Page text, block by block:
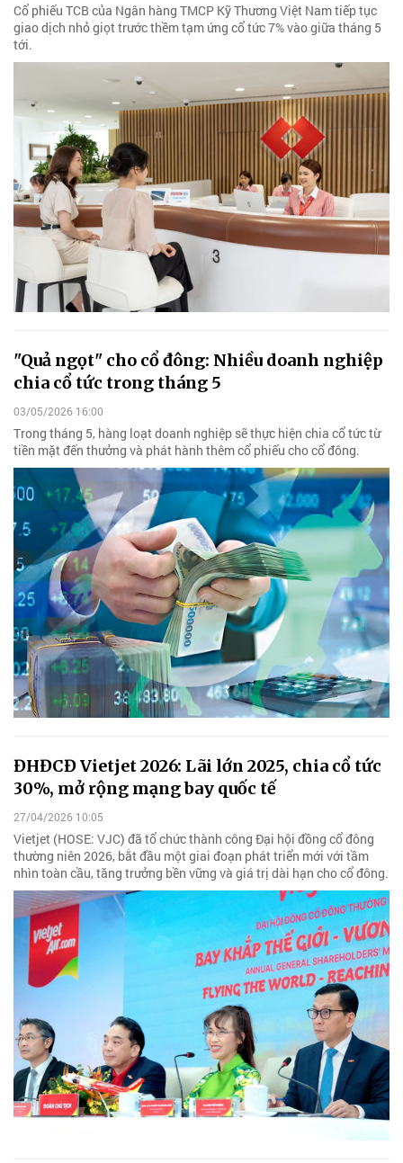
Cổ phiếu TCB của Ngân hàng TMCP Kỹ Thương Việt Nam tiếp tục
giao dịch nhỏ giọt trước thềm tạm ứng cổ tức 7% vào giữa tháng 5
tới.
"Quả ngọt" cho cổ đông: Nhiều doanh nghiệp
chia cổ tức trong tháng 5
03/05/2026 16:00
Trong tháng 5, hàng loạt doanh nghiệp sẽ thực hiện chia cổ tức từ
tiền mặt đến thưởng và phát hành thêm cổ phiếu cho cổ đông.
ĐHĐCĐ Vietjet 2026: Lãi lớn 2025, chia cổ tức
30%, mở rộng mạng bay quốc tế
27/04/2026 10:05
Vietjet (HOSE: VJC) đã tổ chức thành công Đại hội đồng cổ đông
thường niên 2026, bắt đầu một giai đoạn phát triển mới với tầm
nhìn toàn cầu, tăng trưởng bền vững và giá trị dài hạn cho cổ đông.